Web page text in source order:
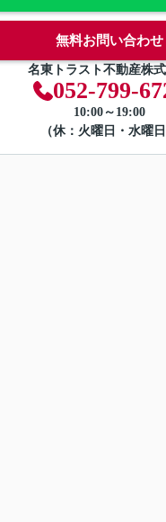
無料お問い合わせ
名東トラスト不動産株
052-799-
10:00～19:00
（休：火曜日・水曜日